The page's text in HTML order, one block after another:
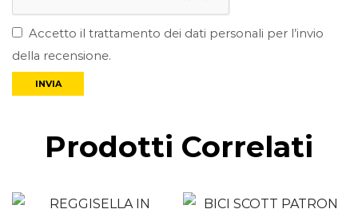
Accetto il trattamento dei dati personali per l’invio
della recensione.
Prodotti Correlati